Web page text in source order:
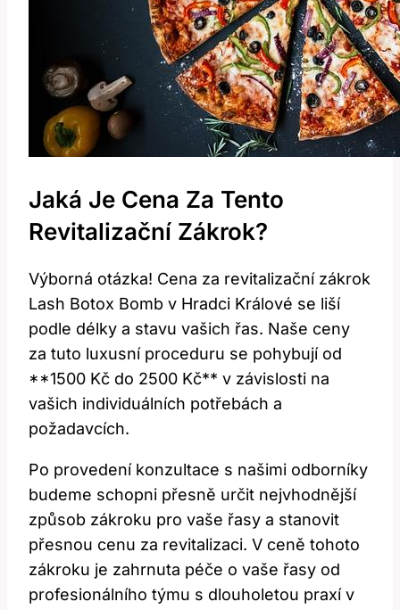
Jaká Je Cena Za Tento
Revitalizační Zákrok?
Výborná otázka! Cena za revitalizační zákrok
Lash Botox Bomb v Hradci Králové se liší
podle délky a stavu vašich řas. Naše ceny
za tuto luxusní proceduru se pohybují od
**1500 Kč do 2500 Kč** v závislosti na
vašich individuálních potřebách a
požadavcích.
Po provedení konzultace s našimi odborníky
budeme schopni přesně určit nejvhodnější
způsob zákroku pro vaše řasy a stanovit
přesnou cenu za revitalizaci. V ceně tohoto
zákroku je zahrnuta péče o vaše řasy od
profesionálního týmu s dlouholetou praxí v